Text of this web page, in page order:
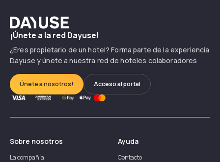
Dayuse
¡Únete a la red Dayuse!
¿Eres propietario de un hotel? Forma parte de la experiencia
Dayuse y únete a nuestra red de hoteles colaboradores
Únete a nosotros! Acceso al portal
Sobre nosotros
La compañía
Ayuda
Contacto